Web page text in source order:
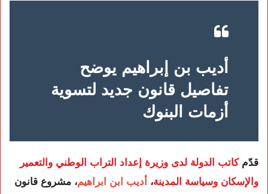
أديب بن إبراهيم يوضح
تفاصيل قانون جديد لتسوية
أزمات البنوك
قدّمكاتب الدولة لدى وزيرة إعداد التراب الوطني والتعمير
والإسكان وسياسة المدينة، أديب ابن ابراهيم، مشروع قانون